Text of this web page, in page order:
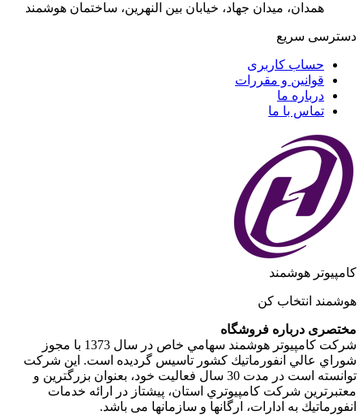
همدان، میدان جهاد، خیابان بین النهرین، ساختمان هوشمند
دسترسی سریع
حساب کاربری
قوانین و مقررات
درباره ما
تماس با ما
کامپیوتر هوشمند
هوشمند انتخاب کن
مختصری درباره فروشگاه
شركت كامپيوتر هوشمند سهامي خاص در سال 1373 با مجوز
شوراي عالي انفورماتيك كشور تاسيس گرديده است. اين شركت
توانسته است در مدت 30 سال فعاليت خود، بعنوان بزرگترين و
معتبرترين شركت كامپيوتري استان، پيشتاز در ارائه خدمات
انفورماتيك به ادارات، ارگانها و سازمانها می باشد.